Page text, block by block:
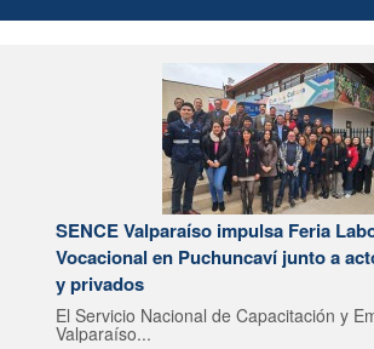
SENCE Valparaíso impulsa Feria
Vocacional en Puchuncaví junto a
y privados
El Servicio Nacional de Capacitación y
Valparaíso...